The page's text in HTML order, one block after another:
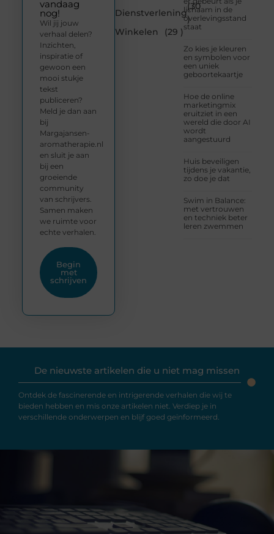
Dienstverlening
(30
)
Winkelen
(29 )
lichaam in de
overlevingsstand
staat
Zo kies je kleuren
en symbolen voor
een uniek
geboortekaartje
Hoe de online
marketingmix
eruitziet in een
wereld die door AI
wordt
aangestuurd
Huis beveiligen
tijdens je vakantie,
zo doe je dat
Swim in Balance:
met vertrouwen
en techniek beter
leren zwemmen
vandaag
nog!
Wil jij jouw
verhaal delen?
Inzichten,
inspiratie of
gewoon een
mooi stukje
tekst
publiceren?
Meld je dan aan
bij
Margajansen-
aromatherapie.nl
en sluit je aan
bij een
groeiende
community
van schrijvers.
Samen maken
we ruimte voor
echte verhalen.
Begin
met
schrijven
De nieuwste artikelen die u niet mag missen
Ontdek de fascinerende en intrigerende verhalen die wij te
bieden hebben en mis onze artikelen niet. Verdiep je in
verschillende onderwerpen en blijf goed geïnformeerd.